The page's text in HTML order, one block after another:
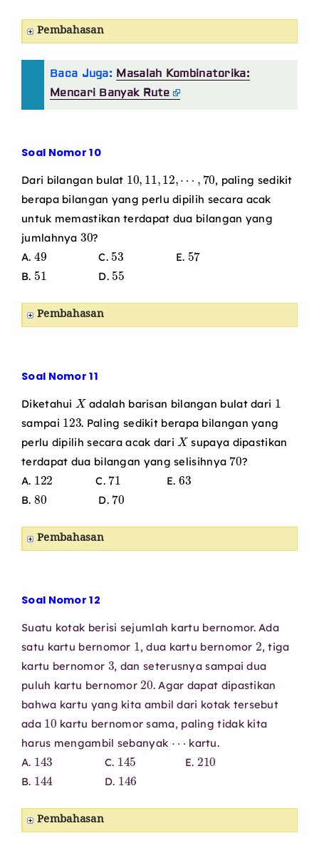
Pembahasan
Baca Juga: Masalah Kombinatorika:
Mencari Banyak Rute
Soal Nomor 10
Dari bilangan bulat
10 11 12 70
, paling sedikit
berapa bilangan yang perlu dipilih secara acak
untuk memastikan terdapat dua bilangan yang
jumlahnya
30
?
A.
49
C.
53
E.
57
B.
51
D.
55
Pembahasan
Soal Nomor 11
Diketahui
X
adalah barisan bilangan bulat dari
1
sampai
123
. Paling sedikit berapa bilangan yang
perlu dipilih secara acak dari
X
supaya dipastikan
terdapat dua bilangan yang selisihnya
70
?
A.
122
C.
71
E.
63
B.
80
D.
70
Pembahasan
Soal Nomor 12
Suatu kotak berisi sejumlah kartu bernomor. Ada
satu kartu bernomor
1
, dua kartu bernomor
2
, tiga
kartu bernomor
3
, dan seterusnya sampai dua
puluh kartu bernomor
20
. Agar dapat dipastikan
bahwa kartu yang kita ambil dari kotak tersebut
ada
10
kartu bernomor sama, paling tidak kita
harus mengambil sebanyak
⋯
kartu.
A.
143
C.
145
E.
210
B.
144
D.
146
Pembahasan